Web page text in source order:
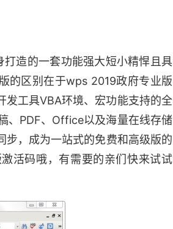
造的一套功能强大短小精悍且具
的区别在于wps 2019政府专业版
发工具VBA环境、宏功能支持的全
、PDF、Office以及海量在线存储
步，成为一站式的免费和高级版的
活码哦，有需要的亲们快来试试